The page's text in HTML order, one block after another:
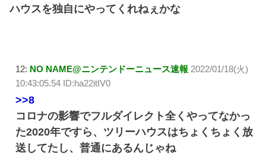
ハウスを独自にやってくれねぇかな
12: NO NAME@ニンテンドーニュース速報 2022/01/18(火)
10:43:05.54 ID:ha22itIV0
>>8
コロナの影響でフルダイレクト全くやってなかっ
た2020年ですら、ツリーハウスはちょくちょく放
送してたし、普通にあるんじゃね